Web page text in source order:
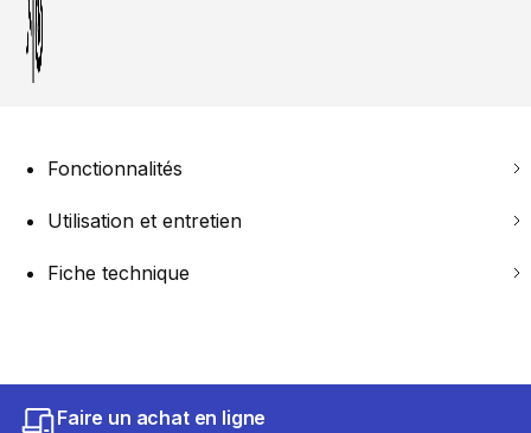
Fonctionnalités
Utilisation et entretien
Fiche technique
Faire un achat en ligne